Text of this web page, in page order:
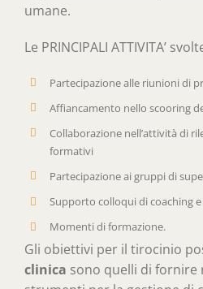
umane.
Le PRINCIPALI ATTIVITA’
Partecipazione alle riunioni di
Affiancamento nello scooring
Collaborazione nell’attività di
formativi
Partecipazione ai gruppi di
Supporto colloqui di coaching
Momenti di formazione.
Gli obiettivi per il tirocinio
clinica sono quelli di fornire